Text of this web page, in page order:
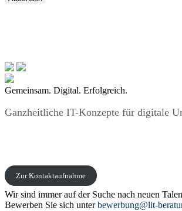
Gemeinsam. Digital. Erfolgreich.
Ganzheitliche IT-Konzepte für digitale
Zur Kontaktaufnahme
Wir sind immer auf der Suche nach neuen
Bewerben Sie sich unterbewerbung@lit-